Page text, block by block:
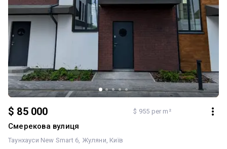
$ 85 000 $ 955 per m²
Смерекова вулиця
Таунхауси New Smart 6 Жуляни Київ